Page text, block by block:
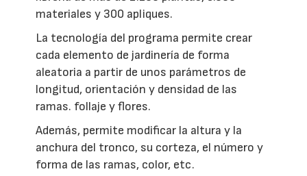
materiales y 300 apliques.
La tecnología del programa permite crear
cada elemento de jardinería de forma
aleatoria a partir de unos parámetros de
longitud, orientación y densidad de las
ramas. follaje y flores.
Además, permite modificar la altura y la
anchura del tronco, su corteza, el número y
forma de las ramas, color, etc.